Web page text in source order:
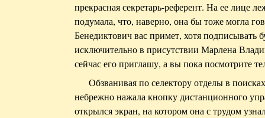
прекрасная секретарь-референт. На ее лице
подумала, что, наверно, она бы тоже могла
Бенедиктович вас примет, хотя подписывать
исключительно в присутствии Марлена
сейчас его приглашу, а вы пока посмотрите
Обзванивая по селектору отделы в
небрежно нажала кнопку дистанционного
открылся экран, на котором она с трудом